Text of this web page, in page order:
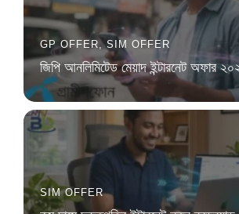
GP OFFER,SIM OFFER
জিপি আনলিমিটেড মেয়াদ ইন্টারনেট অফার
SIM OFFER